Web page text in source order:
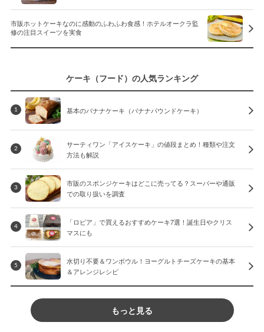
市販ホットケーキなのに感動のふわふわ食感！ホテルオークラ監
修の注目スイーツを実食
ケーキ（フード）の人気ランキング
1 基本のバナナケーキ（バナナパウンドケーキ）
2
サーティワン「アイスケーキ」の値段まとめ！種類や注文
方法も解説
3
市販のスポンジケーキはどこに売ってる？スーパーや通販
での取り扱いを調査
4
「ロピア」で買えるおすすめケーキ7選！誕生日やクリス
マスにも
5
水切り不要＆ワンボウル！ヨーグルトチーズケーキの基本
＆アレンジレシピ
もっと見る